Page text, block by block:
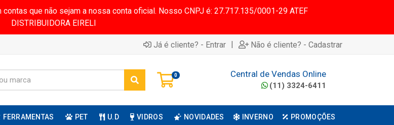
que não sejam a nossa conta oficial. Nosso CNPJ é: 27.717.135/0001-29 ATEF
DISTRIBUIDORA EIRELI
Já é cliente? - Entrar | Não é cliente? - Cadastrar
0 Central de Vendas Online
(11) 3324-6411
FERRAMENTAS PET U.D VIDROS NOVIDADES INVERNO PROMOÇÕES